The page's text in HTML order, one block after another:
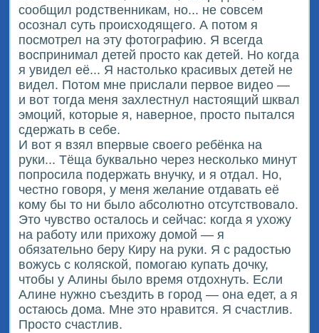
сообщил родственникам, но... не совсем
осознал суть происходящего. А потом я
посмотрел на эту фотографию. Я всегда
воспринимал детей просто как детей. Но когда
я увидел её... Я настолько красивых детей не
видел. Потом мне прислали первое видео —
и вот тогда меня захлестнул настоящий шквал
эмоций, которые я, наверное, просто пытался
сдержать в себе.
И вот я взял впервые своего ребёнка на
руки... Тёща буквально через несколько минут
попросила подержать внучку, и я отдал. Но,
честно говоря, у меня желание отдавать её
кому бы то ни было абсолютно отсутствовало.
Это чувство осталось и сейчас: когда я ухожу
на работу или прихожу домой — я
обязательно беру Киру на руки. Я с радостью
вожусь с коляской, помогаю купать дочку,
чтобы у Алины было время отдохнуть. Если
Алине нужно съездить в город — она едет, а я
остаюсь дома. Мне это нравится. Я счастлив.
Просто счастлив.